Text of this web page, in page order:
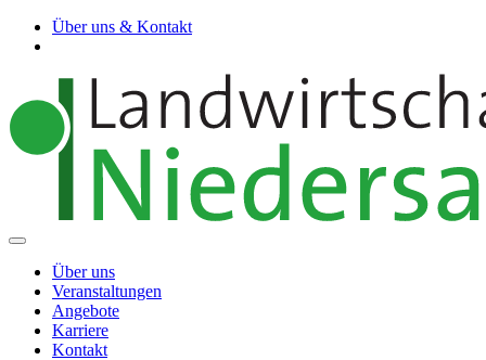
Über uns & Kontakt
Über uns
Veranstaltungen
Angebote
Karriere
Kontakt